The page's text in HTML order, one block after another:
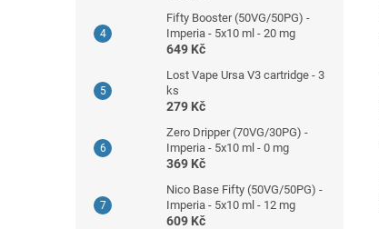
Fifty Booster (50VG/50PG) -
Imperia - 5x10 ml - 20 mg
649 Kč
Lost Vape Ursa V3 cartridge - 3
ks
279 Kč
Zero Dripper (70VG/30PG) -
Imperia - 5x10 ml - 0 mg
369 Kč
Nico Base Fifty (50VG/50PG) -
Imperia - 5x10 ml - 12 mg
609 Kč